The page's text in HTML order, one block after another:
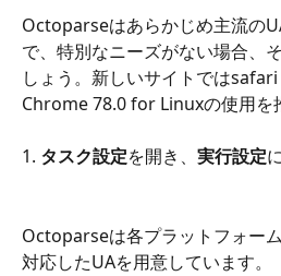
Octoparseはあらかじめ主流の
で、特別なニーズがない場合、
しょう。新しいサイトでは
Chrome 78.0 for Linuxの使用を
1. タスク設定を開き、 実行設定
Octoparseは各プラットフォー
対応したUAを用意しています。